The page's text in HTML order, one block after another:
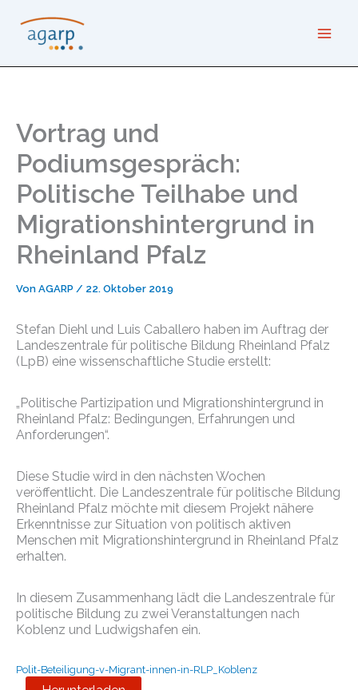
Inhalt
springen
Vortrag und
Podiumsgespräch:
Politische Teilhabe und
Migrationshintergrund in
Rheinland Pfalz
Von AGARP / 22. Oktober 2019
Stefan Diehl und Luis Caballero haben im Auftrag der
Landeszentrale für politische Bildung Rheinland Pfalz
(LpB) eine wissenschaftliche Studie erstellt:
„Politische Partizipation und Migrationshintergrund in
Rheinland Pfalz: Bedingungen, Erfahrungen und
Anforderungen“.
Diese Studie wird in den nächsten Wochen
veröffentlicht. Die Landeszentrale für politische Bildung
Rheinland Pfalz möchte mit diesem Projekt nähere
Erkenntnisse zur Situation von politisch aktiven
Menschen mit Migrationshintergrund in Rheinland Pfalz
erhalten.
In diesem Zusammenhang lädt die Landeszentrale für
politische Bildung zu zwei Veranstaltungen nach
Koblenz und Ludwigshafen ein.
Polit-Beteiligung-v-Migrant-innen-in-RLP_Koblenz